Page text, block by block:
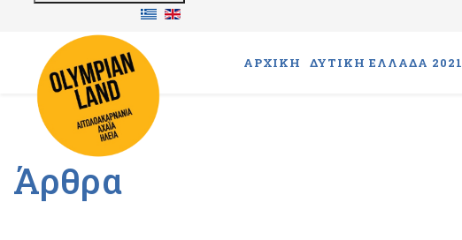
ΑΡΧΙΚΗ ΔΥΤΙΚΗ ΕΛΛΑΔΑ 2021
Άρθρα